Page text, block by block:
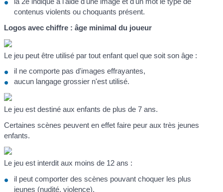
contenus violents ou choquants présent.
Logos avec chiffre : âge minimal du joueur
Le jeu peut être utilisé par tout enfant quel que soit son âge :
il ne comporte pas d'images effrayantes,
aucun langage grossier n'est utilisé.
Le jeu est destiné aux enfants de plus de 7 ans.
Certaines scènes peuvent en effet faire peur aux très jeunes
enfants.
Le jeu est interdit aux moins de 12 ans :
il peut comporter des scènes pouvant choquer les plus
jeunes (nudité, violence),